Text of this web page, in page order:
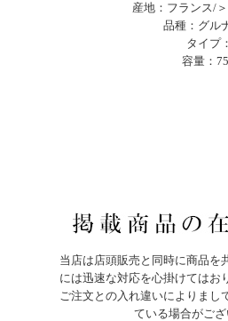
産地：フランス/
品種：グル
タイプ
容量：
当店は店頭販売と同時に商品を
には迅速な対応を心掛けてはお
ご注文との入れ違いによりまし
ている場合がござ